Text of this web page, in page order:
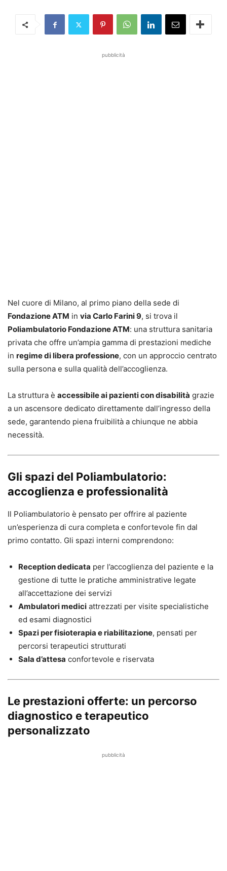
pubblicità
Nel cuore di Milano, al primo piano della sede di
Fondazione ATM in via Carlo Farini 9, si trova il
Poliambulatorio Fondazione ATM: una struttura sanitaria
privata che offre un’ampia gamma di prestazioni mediche
in regime di libera professione, con un approccio centrato
sulla persona e sulla qualità dell’accoglienza.
La struttura è accessibile ai pazienti con disabilità grazie
a un ascensore dedicato direttamente dall’ingresso della
sede, garantendo piena fruibilità a chiunque ne abbia
necessità.
Gli spazi del Poliambulatorio:
accoglienza e professionalità
Il Poliambulatorio è pensato per offrire al paziente
un’esperienza di cura completa e confortevole fin dal
primo contatto. Gli spazi interni comprendono:
Reception dedicata per l’accoglienza del paziente e la
gestione di tutte le pratiche amministrative legate
all’accettazione dei servizi
Ambulatori medici attrezzati per visite specialistiche
ed esami diagnostici
Spazi per fisioterapia e riabilitazione, pensati per
percorsi terapeutici strutturati
Sala d’attesa confortevole e riservata
Le prestazioni offerte: un percorso
diagnostico e terapeutico
personalizzato
pubblicità